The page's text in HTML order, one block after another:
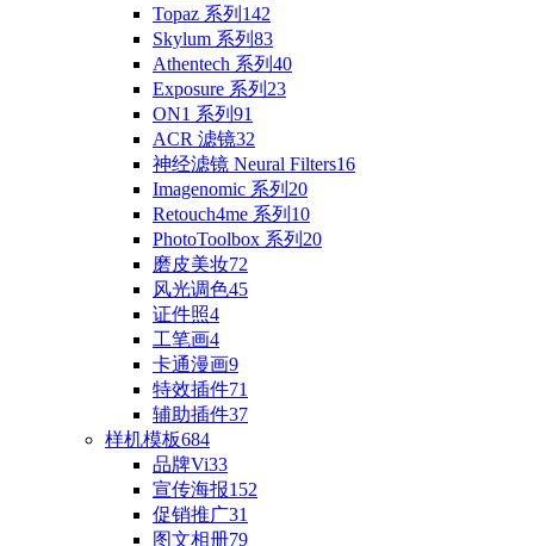
Topaz 系列 142
Skylum 系列 83
Athentech 系列 40
Exposure 系列 23
ON1 系列 91
ACR 滤镜32
神经滤镜 Neural Filters16
Imagenomic 系列 20
Retouch4me 系列 10
PhotoToolbox 系列 20
磨皮美妆72
风光调色45
证件照4
工笔画4
卡通漫画9
特效插件71
辅助插件37
样机模板684
品牌Vi33
宣传海报152
促销推广31
图文相册79